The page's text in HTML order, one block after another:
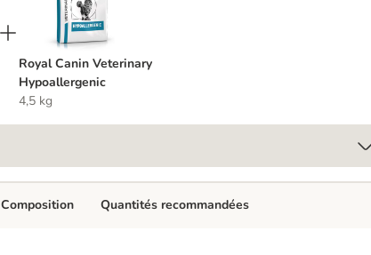
Royal Canin Veterinary
Hypoallergenic
4,5 kg
Composition Quantités recommandées